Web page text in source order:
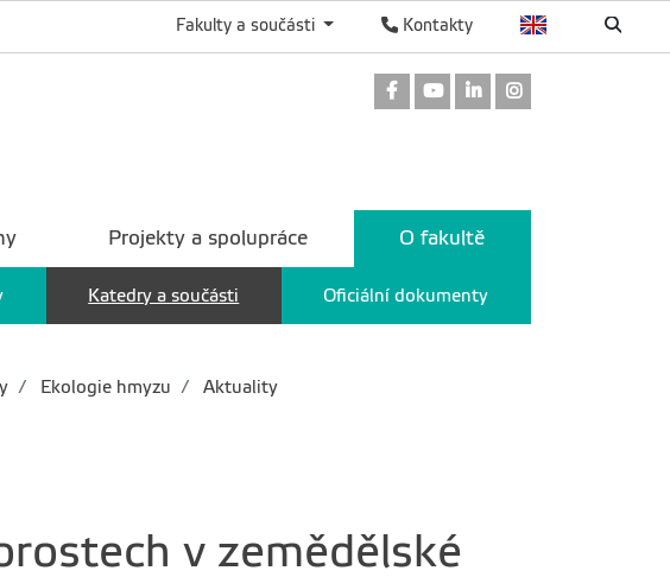
Kontakty
Fakulty a součásti
Odkaz na Facebook
Odkaz na Youtube
Odkaz na LinkedIn
Projekty a spolupráce O fakultě
Katedry a součásti Oficiální dokumenty
Ekologie hmyzu Aktuality
v zemědělské